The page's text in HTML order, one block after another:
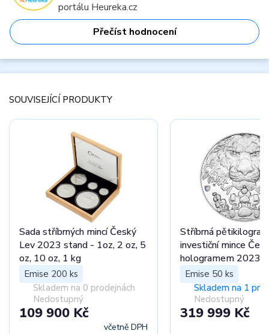
portálu Heureka.cz
Přečíst hodnocení
SOUVISEJÍCÍ PRODUKTY
Sada stříbrných mincí Český
Lev 2023 stand - 1oz, 2 oz, 5
oz, 10 oz, 1 kg
Emise 200 ks
Skladem na 0 prodejnách
Nedostupný
109 900 Kč
včetně DPH
Stříbrná
investiční mince
hologramem 2023
Emise 50 ks
Skladem na 1
Nedostupný
319 999 Kč